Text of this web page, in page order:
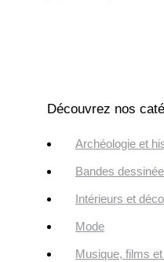
Découvrez nos
Archéologie et
Bandes
Intérieurs et
Mode
Musique, films